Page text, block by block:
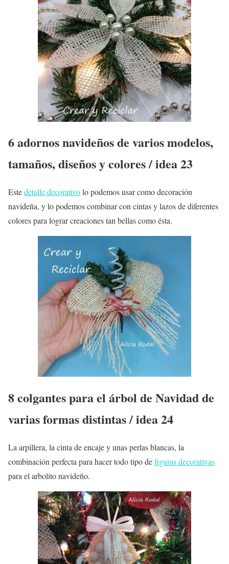
6 adornos navideños de varios modelos,
tamaños, diseños y colores / idea 23
Estedetalle decorativolo podemos usar como decoración
navideña, y lo podemos combinar con cintas y lazos de diferentes
colores para lograr creaciones tan bellas como ésta.
8 colgantes para el árbol de Navidad de
varias formas distintas / idea 24
La arpillera, la cinta de encaje y unas perlas blancas, la
combinación perfecta para hacer todo tipo defiguras decorativas
para el arbolito navideño.